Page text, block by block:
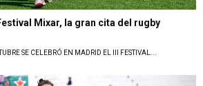
Mixar, la gran cita del rugby
SE CELEBRÓ EN MADRID EL III FESTIVAL...